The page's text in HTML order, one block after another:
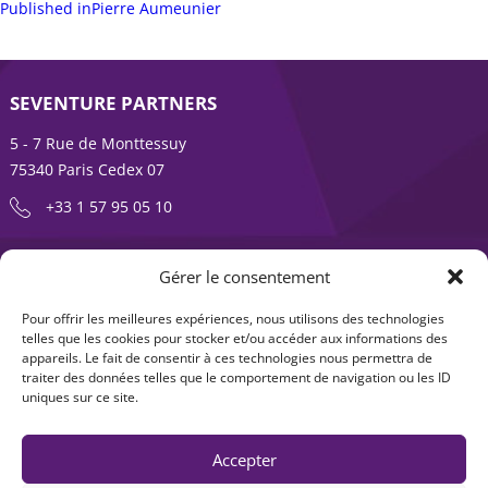
Gérer le consentement
Pour offrir les meilleures expériences, nous utilisons des technologies
telles que les cookies pour stocker et/ou accéder aux informations des
appareils. Le fait de consentir à ces technologies nous permettra de
traiter des données telles que le comportement de navigation ou les ID
uniques sur ce site.
Accepter
sur complète
Navigation
Published inPierre Aumeunier
SEVENTURE PARTNERS
5 - 7 Rue de Monttessuy
75340 Paris Cedex 07
+33 1 57 95 05 10
ENTREPRENDRE EST UNE AVENTURE
Offre produits
Actualités
Contact